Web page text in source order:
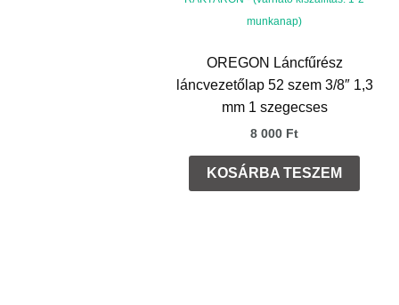
munkanap)
OREGON Láncfűrész
láncvezetőlap 52 szem 3/8″ 1,3
mm 1 szegecses
8 000 Ft
KOSÁRBA TESZEM